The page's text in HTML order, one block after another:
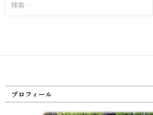
索:
プロフィール